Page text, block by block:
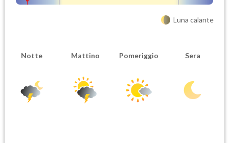
Luna calante
Notte Mattino Pomeriggio Sera